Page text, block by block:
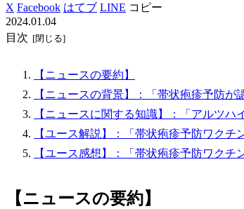
X Facebook はてブ LINE コピー
2024.01.04
目次
【ニュースの要約】
【ニュースの背景】：「帯状疱疹予防
【ニュースに関する知識】：「アルツハ
【ユース解説】：「帯状疱疹予防ワクチ
【ユース感想】：「帯状疱疹予防ワクチ
【ニュースの要約】